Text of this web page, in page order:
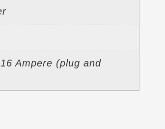
Ampere (plug and